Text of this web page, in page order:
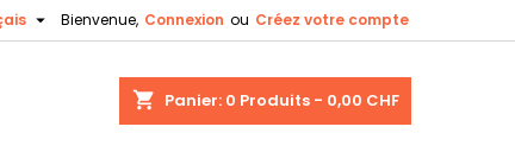
Bienvenue, Connexion ou Créez votre compte

shopping_cart Panier: 0 Produits - 0,00 CHF